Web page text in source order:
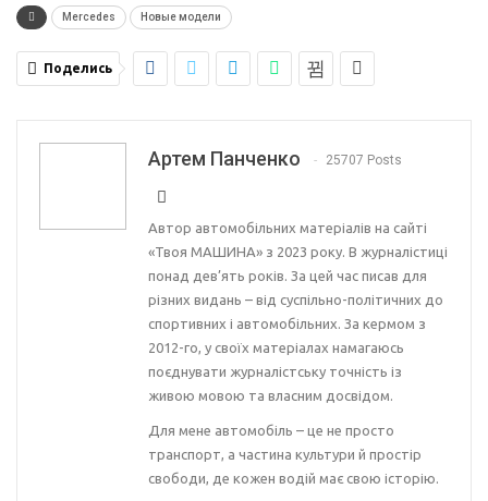
Mercedes Новые модели
Поделись
Артем Панченко 25707 Posts
Автор автомобільних матеріалів на сайті
«Твоя МАШИНА» з 2023 року. В журналістиці
понад дев’ять років. За цей час писав для
різних видань – від суспільно-політичних до
спортивних і автомобільних. За кермом з
2012-го, у своїх матеріалах намагаюсь
поєднувати журналістську точність із
живою мовою та власним досвідом.
Для мене автомобіль – це не просто
транспорт, а частина культури й простір
свободи, де кожен водій має свою історію.